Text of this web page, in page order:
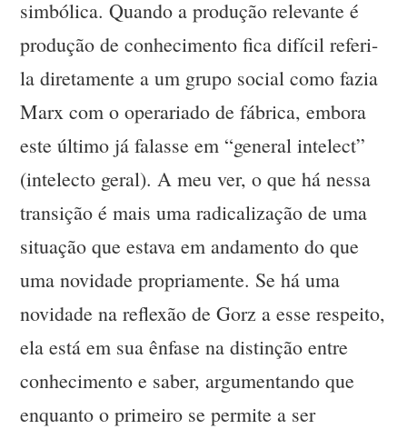
simbólica. Quando a produção relevante é
produção de conhecimento fica difícil referi-
la diretamente a um grupo social como fazia
Marx com o operariado de fábrica, embora
este último já falasse em “general intelect”
(intelecto geral). A meu ver, o que há nessa
transição é mais uma radicalização de uma
situação que estava em andamento do que
uma novidade propriamente. Se há uma
novidade na reflexão de Gorz a esse respeito,
ela está em sua ênfase na distinção entre
conhecimento e saber, argumentando que
enquanto o primeiro se permite a ser